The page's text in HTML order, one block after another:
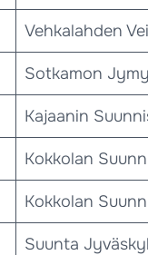
Vehkalahden
Sotkamon Jymy
Kajaanin
Kokkolan
Kokkolan
Suunta